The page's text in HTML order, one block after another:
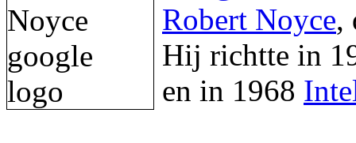
Robert Noyce,
Hij richtte in
en in 1968